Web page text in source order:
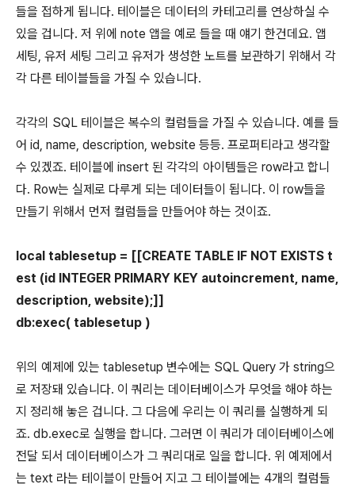
들을 접하게 됩니다. 테이블은 데이터의 카테고리를 연상하실 수
있을 겁니다. 저 위에 note 앱을 예로 들을 때 얘기 한건데요. 앱
세팅, 유저 세팅 그리고 유저가 생성한 노트를 보관하기 위해서 각
각 다른 테이블들을 가질 수 있습니다.
각각의 SQL 테이블은 복수의 컬럼들을 가질 수 있습니다. 예를 들
어 id, name, description, website 등등. 프로퍼티라고 생각할
수 있겠죠. 테이블에 insert 된 각각의 아이템들은 row라고 합니
다. Row는 실제로 다루게 되는 데이터들이 됩니다. 이 row들을
만들기 위해서 먼저 컬럼들을 만들어야 하는 것이죠.
local tablesetup = [[CREATE TABLE IF NOT EXISTS t
est (id INTEGER PRIMARY KEY autoincrement, name,
description, website);]]
db:exec( tablesetup )
위의 예제에 있는 tablesetup 변수에는 SQL Query 가 string으
로 저장돼 있습니다. 이 쿼리는 데이터베이스가 무엇을 해야 하는
지 정리해 놓은 겁니다. 그 다음에 우리는 이 쿼리를 실행하게 되
죠. db.exec로 실행을 합니다. 그러면 이 쿼리가 데이터베이스에
전달 되서 데이터베이스가 그 쿼리대로 일을 합니다. 위 예제에서
는 text 라는 테이블이 만들어 지고 그 테이블에는 4개의 컬럼들